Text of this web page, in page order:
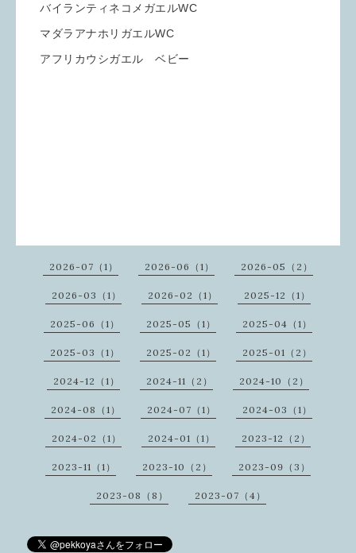
バイランティネコメガエルWC
マダラアナホリガエルWC
アフリカウシガエル ベビー
2026-07（1） 2026-06（1） 2026-05（2）
2026-03（1） 2026-02（1） 2025-12（1）
2025-06（1） 2025-05（1） 2025-04（1）
2025-03（1） 2025-02（1） 2025-01（2）
2024-12（1） 2024-11（2） 2024-10（2）
2024-08（1） 2024-07（1） 2024-03（1）
2024-02（1） 2024-01（1） 2023-12（2）
2023-11（1） 2023-10（2） 2023-09（3）
2023-08（8） 2023-07（4）